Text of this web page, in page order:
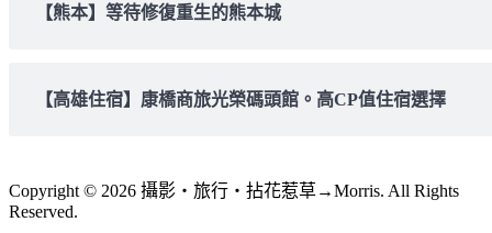
【熊本】等待修復重生的熊本城
【高雄住宿】康橋商旅光榮碼頭館。高CP值住宿選擇
Copyright © 2026 攝影‧旅行‧拈花惹草→Morris. All Rights
Reserved.